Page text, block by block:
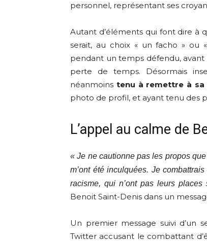
personnel, représentant ses
Autant d’éléments qui font dire à
serait, au choix « un facho » ou
pendant un temps défendu,
perte de temps. Désormais
néanmoins tenu à remettre à
photo de profil, et ayant tenu des
L’appel au calme de
« Je ne cautionne pas les propos
m’ont été inculquées. Je
racisme, qui n’ont pas leurs
Benoit Saint-Denis dans un
Un premier message suivi d’un
Twitter accusant le combattant